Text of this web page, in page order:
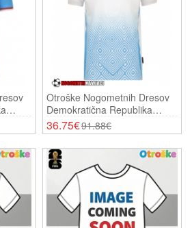
Otroške Nogometnih Dresov
Demokratična Republika
Kongo Gostujoči SP 2026
Kratki Rokavi (+ Hlače)
36.75€91.88€